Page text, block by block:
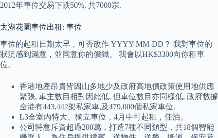
2012年車位交易下跌50%, 共7000宗.
太湖花園車位出租: 車位
車位的起租日期太早，可否改作 YYYY-MM-DD？ 我對車位的
狀況感到滿意，並同意你的價錢。 我會以HK$3300向你租車
位。
香港地產昂貴皆因山多地少及政府高地價政策使用地供應
緊張, 車主數目相對因此低, 但車位數目亦同樣低, 政府數據
全港有443,442架私家車,及479,000個私家車位.
L3全室內特大、獨立車位，4月中可起租，任泊。
公司特意斥資超過200萬，打造7種不同類型，共18個智能